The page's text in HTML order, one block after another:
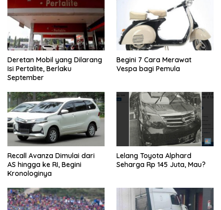
Deretan Mobil yang Dilarang
Isi Pertalite, Berlaku
September
Begini 7 Cara Merawat
Vespa bagi Pemula
Recall Avanza Dimulai dari
AS hingga ke RI, Begini
Kronologinya
Lelang Toyota Alphard
Seharga Rp 145 Juta, Mau?